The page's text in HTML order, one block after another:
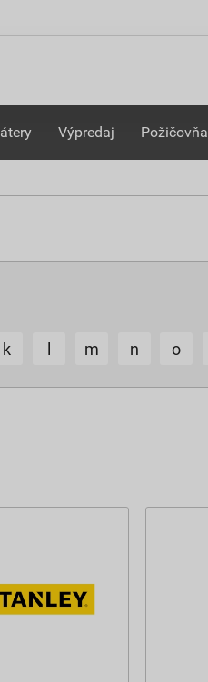
Výpredaj Požičovňa
k m n o